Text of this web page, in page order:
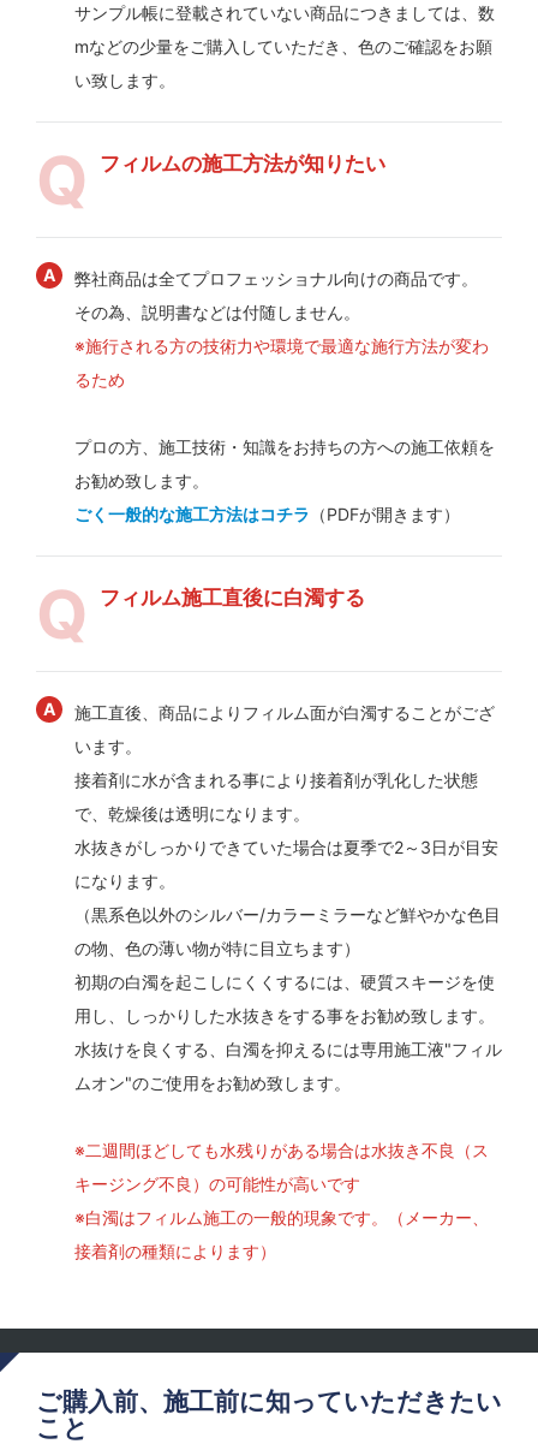
サンプル帳に登載されていない商品につきましては、数
mなどの少量をご購入していただき、色のご確認をお願
い致します。
フィルムの施工方法が知りたい
弊社商品は全てプロフェッショナル向けの商品です。
その為、説明書などは付随しません。
※施行される方の技術力や環境で最適な施行方法が変わ
るため
プロの方、施工技術・知識をお持ちの方への施工依頼を
お勧め致します。
ごく一般的な施工方法はコチラ （PDFが開きます）
フィルム施工直後に白濁する
施工直後、商品によりフィルム面が白濁することがござ
います。
接着剤に水が含まれる事により接着剤が乳化した状態
で、乾燥後は透明になります。
水抜きがしっかりできていた場合は夏季で2～3日が目安
になります。
（黒系色以外のシルバー/カラーミラーなど鮮やかな色目
の物、色の薄い物が特に目立ちます）
初期の白濁を起こしにくくするには、硬質スキージを使
用し、しっかりした水抜きをする事をお勧め致します。
水抜けを良くする、白濁を抑えるには専用施工液"フィル
ムオン"のご使用をお勧め致します。
※二週間ほどしても水残りがある場合は水抜き不良（ス
キージング不良）の可能性が高いです
※白濁はフィルム施工の一般的現象です。（メーカー、
接着剤の種類によります）
ご購入前、施工前に知っていただきたい
こと